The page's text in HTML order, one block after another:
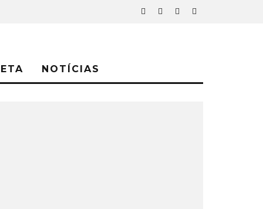
NOTÍCIAS